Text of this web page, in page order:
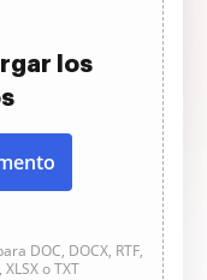
los
DOC, DOCX, RTF,
XLSX o TXT